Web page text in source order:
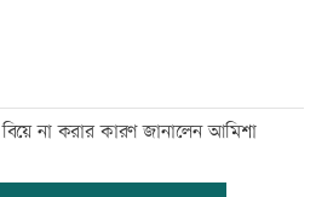
বিয়ে না করার কারণ জানালেন আমিশা